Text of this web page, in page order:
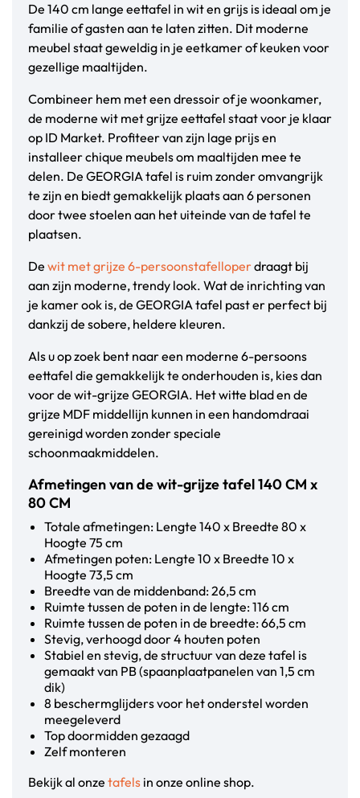
De 140 cm lange eettafel in wit en grijs is ideaal om je
familie of gasten aan te laten zitten. Dit moderne
meubel staat geweldig in je eetkamer of keuken voor
gezellige maaltijden.
Combineer hem met een dressoir of je woonkamer,
de moderne wit met grijze eettafel staat voor je klaar
op ID Market. Profiteer van zijn lage prijs en
installeer chique meubels om maaltijden mee te
delen. De GEORGIA tafel is ruim zonder omvangrijk
te zijn en biedt gemakkelijk plaats aan 6 personen
door twee stoelen aan het uiteinde van de tafel te
plaatsen.
De wit met grijze 6-persoonstafelloperdraagt bij
aan zijn moderne, trendy look. Wat de inrichting van
je kamer ook is, de GEORGIA tafel past er perfect bij
dankzij de sobere, heldere kleuren.
Als u op zoek bent naar een moderne 6-persoons
eettafel die gemakkelijk te onderhouden is, kies dan
voor de wit-grijze GEORGIA. Het witte blad en de
grijze MDF middellijn kunnen in een handomdraai
gereinigd worden zonder speciale
schoonmaakmiddelen.
Afmetingen van de wit-grijze tafel 140 CM x
80 CM
Totale afmetingen: Lengte 140 x Breedte 80 x
Hoogte 75 cm
Afmetingen poten: Lengte 10 x Breedte 10 x
Hoogte 73,5 cm
Breedte van de middenband: 26,5 cm
Ruimte tussen de poten in de lengte: 116 cm
Ruimte tussen de poten in de breedte: 66,5 cm
Stevig, verhoogd door 4 houten poten
Stabiel en stevig, de structuur van deze tafel is
gemaakt van PB (spaanplaatpanelen van 1,5 cm
dik)
8 beschermglijders voor het onderstel worden
meegeleverd
Top doormidden gezaagd
Zelf monteren
Bekijk al onze tafels in onze online shop.